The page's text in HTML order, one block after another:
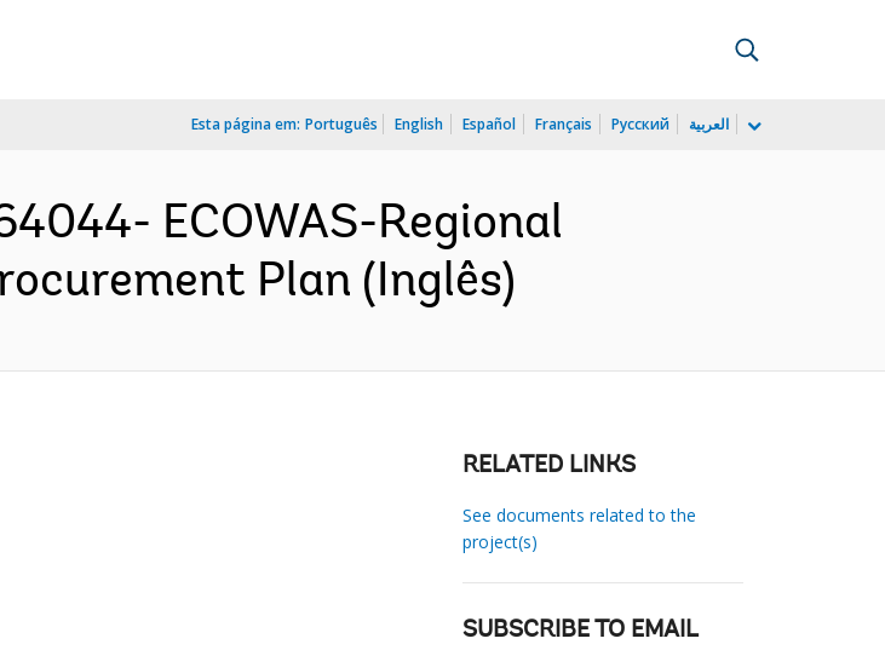
Esta página em: Português English Español Français Русский العربية
ECOWAS-Regional
Plan (Inglês)
RELATED LINKS
See documents related to the
project(s)
SUBSCRIBE TO EMAIL